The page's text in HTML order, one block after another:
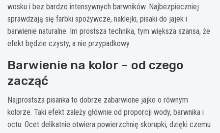
wosku i bez bardzo intensywnych barwników. Najbezpieczniej
sprawdzają się farbki spożywcze, naklejki, pisaki do jajek i
barwienie naturalne. Im prostsza technika, tym większa szansa, że
efekt będzie czysty, a nie przypadkowy.
Barwienie na kolor – od czego
zacząć
Najprostsza pisanka to dobrze zabarwione jajko o równym
kolorze. Taki efekt zależy głównie od proporcji wody, barwnika i
octu. Ocet delikatnie otwiera powierzchnię skorupki, dzięki czemu